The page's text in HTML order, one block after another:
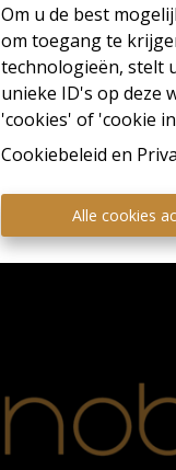
Om u de best
om toegang te
technologieën, stelt
unieke ID's op deze
'cookies' of 'cookie
Cookiebeleid en
Alle cookies